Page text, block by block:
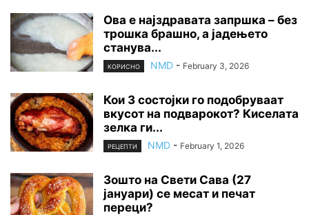
Ова е најздравата запршка – без
трошка брашно, а јадењето
станува...
КОРИСНО NMD - February 3, 2026
Кои 3 состојки го подобруваат
вкусот на подварокот? Киселата
зелка ги...
РЕЦЕПТИ NMD - February 1, 2026
Зошто на Свети Сава (27
јануари) се месат и печат
переци?